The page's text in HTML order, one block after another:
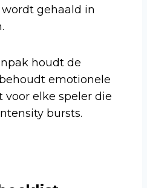
gehaald in
houdt de
emotionele
elke speler die
bursts.